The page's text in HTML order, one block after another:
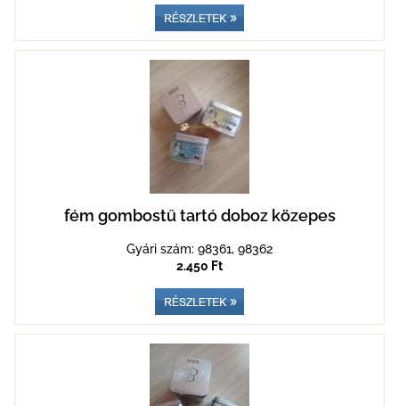
fém gombostű tartó doboz közepes
Gyári szám: 98361, 98362
2.450 Ft